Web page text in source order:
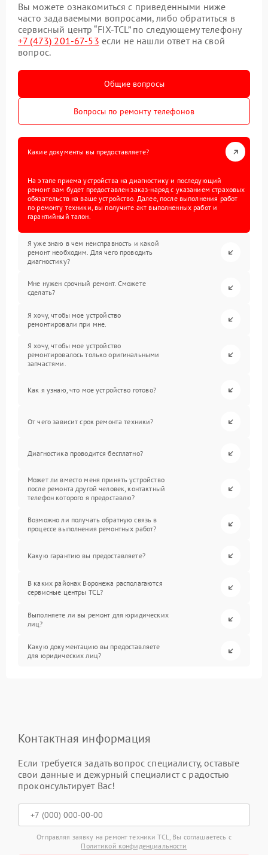
Вы можете ознакомиться с приведенными ниже
часто задаваемыми вопросами, либо обратиться в
сервисный центр “FIX-TCL” по следующему телефону
+7 (473) 201-67-53 если не нашли ответ на свой
вопрос.
Общие вопросы
Вопросы по ремонту телефонов
Какие документы вы предоставляете?
На этапе приема устройства на диагностику и последующий
ремонт вам будет предоставлен заказ-наряд с указанием страховых
обязательств на ваше устройство. Далее, после выполнения работ
по ремонту техники, вы получите акт выполненных работ и
гарантийный талон.
Я уже знаю в чем неисправность и какой
ремонт необходим. Для чего проводить
диагностику?
Мне нужен срочный ремонт. Сможете
сделать?
Я хочу, чтобы мое устройство
ремонтировали при мне.
Я хочу, чтобы мое устройство
ремонтировалось только оригинальными
запчастями.
Как я узнаю, что мое устройство готово?
От чего зависит срок ремонта техники?
Диагностика проводится бесплатно?
Может ли вместо меня принять устройство
после ремонта другой человек, контактный
телефон которого я предоставлю?
Возможно ли получать обратную связь в
процессе выполнения ремонтных работ?
Какую гарантию вы предоставляете?
В каких районах Воронежа располагаются
сервисные центры TCL?
Выполняете ли вы ремонт для юридических
лиц?
Какую документацию вы предоставляете
для юридических лиц?
Контактная информация
Если требуется задать вопрос специалисту, оставьте
свои данные и дежурный специалист с радостью
проконсультирует Вас!
Отправляя заявку на ремонт техники TCL, Вы соглашаетесь с
Политикой конфиденциальности